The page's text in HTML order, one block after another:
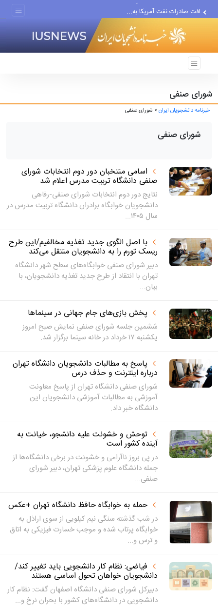
افت صادرات نفت آمریکا به...
حادثه امنیتی دریایی در جنوب...
شورای صنفی
خبرنامه دانشجویان ایران> شورای صنفی
شورای صنفی
اسامی منتخبان دور دوم انتخابات شورای
صنفی دانشگاه تربیت مدرس اعلام شد
نتایج دور دوم انتخابات شورای صنفی-رفاهی
دانشجویان خوابگاه برادران دانشگاه تربیت مدرس در
سال ۱۴۰۵...
با اصل الگوی جدید تغذیه مخالفیم/این طرح
ریسک تورم را به دانشجویان منتقل می‌کند
دبیر شورای صنفی خوابگاه‌های سطح شهر دانشگاه
تهران با انتقاد از طرح جدید تغذیه دانشجویان، با
بیان...
پخش بازی‌های جام جهانی در سینماها
ششمین جلسه شورای صنفی نمایش صبح امروز
یکشنبه ۱۷ خرداد در خانه سینما برگزار شد.
پاسخ به مطالبات دانشجویان دانشگاه تهران
درباره اینترنت و حذف درس
شورای صنفی دانشگاه تهران از پاسخ معاونت
آموزشی به مطالبات آموزشی دانشجویان این
دانشگاه خبر داد.
توحش و خشونت علیه دانشجو، خیانت به
آینده کشور است
در پی بروز ناآرامی و خشونت در برخی دانشگاه‌ها از
جمله دانشگاه علوم پزشکی تهران، دبیر شورای
صنفی...
حمله به خوابگاه حافظ دانشگاه تهران +عکس
در شب گذشته سنگی نیم کیلویی از سوی اراذل به
خوابگاه پرتاب شده و موجب خسارت فیزیکی به اتاق
و ترس و...
فیاضی: نظام کار دانشجویی باید تغییر کند/
دانشجویان خواهان تحول اساسی هستند
دبیرکل شورای صنفی دانشگاه اصفهان گفت: نظام کار
دانشجویی در دانشگاه‌های کشور با بحران نرخ و...